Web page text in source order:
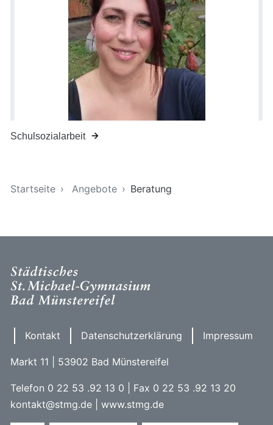
Schulsozialarbeit
Startseite
Angebote Beratung
Kontakt Datenschutzerklärung Impressum
Markt 11 | 53902 Bad Münstereifel
Telefon 0 22 53 .92 13 0 | Fax 0 22 53 .92 13 20
kontakt@stmg.de | www.stmg.de